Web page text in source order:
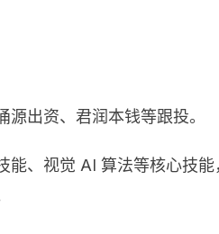
出资、君润本钱等跟投。
、视觉 AI 算法等核心技